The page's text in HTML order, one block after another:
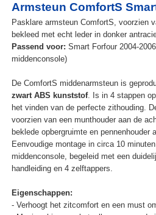
Armsteun ComfortS
Pasklare armsteun ComfortS, voorzien
bekleed met echt leder in donker
Passend voor: Smart Forfour 2004-
middenconsole)
De ComfortS middenarmsteun is
zwart ABS kunststof. Is in 4 stappen
het vinden van de perfecte zithouding.
voorzien van een munthouder aan de
beklede opbergruimte en pennenhouder
Eenvoudige montage in circa 10
middenconsole, begeleid met een
handleiding en 4 zelftappers.
Eigenschappen:
- Verhoogt het zitcomfort en een must